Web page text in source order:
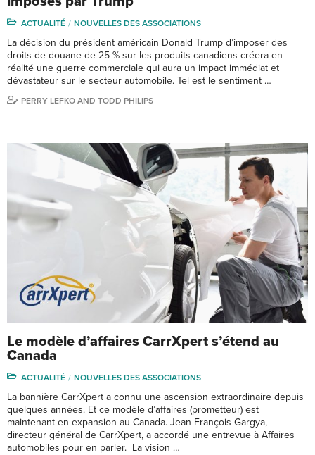
ACTUALITÉ NOUVELLES DES ASSOCIATIONS
La décision du président américain Donald Trump d’imposer des
droits de douane de 25 % sur les produits canadiens créera en
réalité une guerre commerciale qui aura un impact immédiat et
dévastateur sur le secteur automobile. Tel est le sentiment …
PERRY LEFKO AND TODD PHILIPS
Le modèle d’affaires CarrXpert s’étend au
Canada
ACTUALITÉ NOUVELLES DES ASSOCIATIONS
La bannière CarrXpert a connu une ascension extraordinaire depuis
quelques années. Et ce modèle d’affaires (prometteur) est
maintenant en expansion au Canada. Jean-François Gargya,
directeur général de CarrXpert, a accordé une entrevue à Affaires
automobiles pour en parler. La vision …